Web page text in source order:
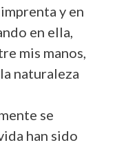
y en
en ella,
mis manos,
naturaleza
se
han sido